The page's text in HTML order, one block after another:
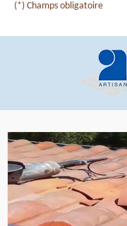
(*) Champs obligatoire